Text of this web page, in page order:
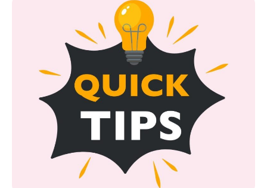
e
b
o
o
k
s
t
o
d
o
n
a
t
s
A
p
p
s
s
e
n
g
e
r